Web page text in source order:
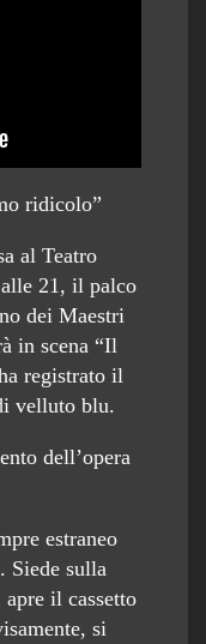
ridicolo”
al Teatro
21, il palco
dei Maestri
in scena “Il
registrato il
velluto blu.
dell’opera
estraneo
Siede sulla
il cassetto
si